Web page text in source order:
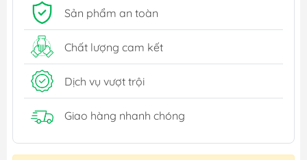
Sản phẩm an toàn
Chất lượng cam kết
Dịch vụ vượt trội
Giao hàng nhanh chóng